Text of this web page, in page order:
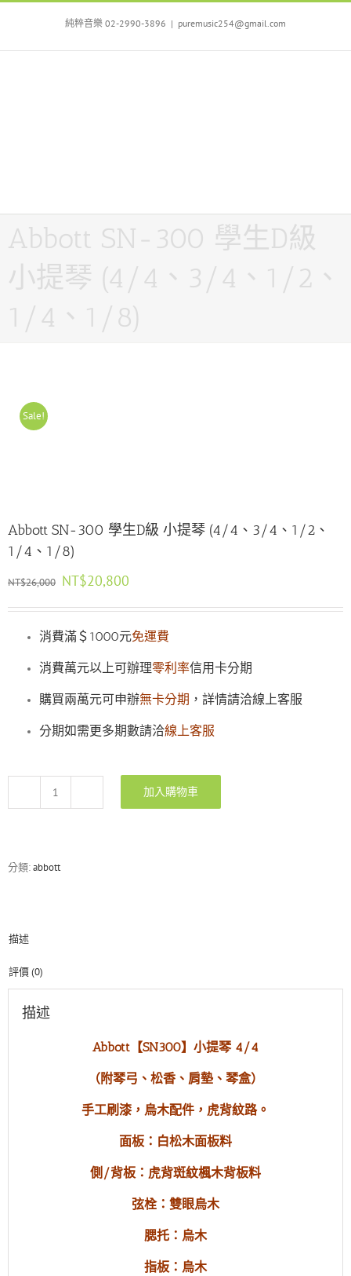
Skip
純粹音樂 02-2990-3896 | puremusic254@gmail.com
Abbott SN-300 學生D級
小提琴 (4/4、3/4、1/2、
1/4、1/8)
Sale!
Abbott SN-300 學生D級 小提琴 (4/4、3/4、1/2、
1/4、1/8)
NT$26,000 原
價
NT$26,000。
NT$20,800
價
NT$20,800。
消費滿＄1000元免運費
消費萬元以上可辦理零利率信用卡分期
購買兩萬元可申辦無卡分期 ，詳情請洽線上客服
分期如需更多期數請洽線上客服
Abbott
生
1/2、
加入購物車
分類:abbott
描述
評價 (0)
描述
Abbott【SN300】小提琴 4/4
（附琴弓、松香、肩墊、琴盒）
手工刷漆，烏木配件，虎背紋路。
面板：白松木面板料
側/背板：虎背斑紋楓木背板料
弦栓：雙眼烏木
腮托：烏木
指板：烏木